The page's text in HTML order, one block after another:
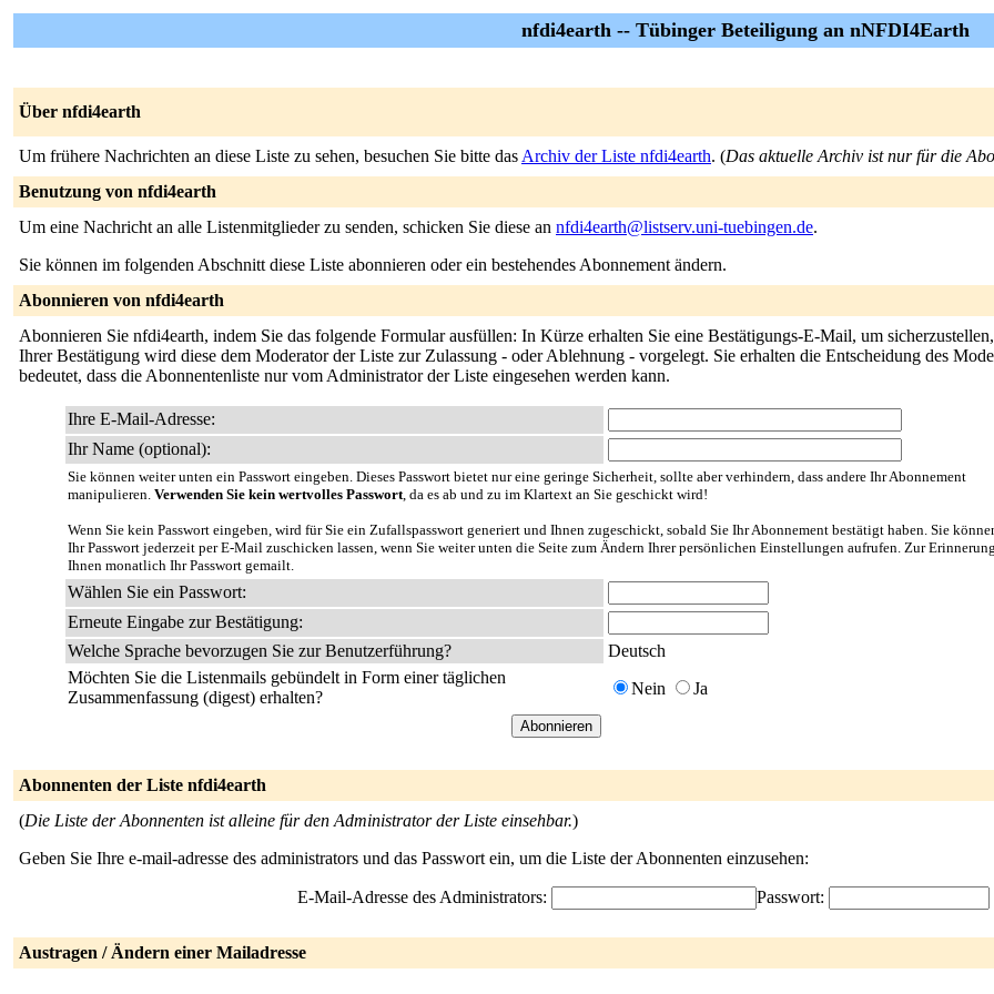
nfdi4earth -- Tübinger Beteiligung an nNFDI4Earth
Über nfdi4earth
Um frühere Nachrichten an diese Liste zu sehen, besuchen Sie bitte das Archiv der Liste nfdi4earth. (Das aktuelle Archiv ist nur für die
Benutzung von nfdi4earth
Um eine Nachricht an alle Listenmitglieder zu senden, schicken Sie diese an nfdi4earth@listserv.uni-tuebingen.de.
Sie können im folgenden Abschnitt diese Liste abonnieren oder ein bestehendes Abonnement ändern.
Abonnieren von nfdi4earth
Abonnieren Sie nfdi4earth, indem Sie das folgende Formular ausfüllen: In Kürze erhalten Sie eine Bestätigungs-E-Mail, um
Ihrer Bestätigung wird diese dem Moderator der Liste zur Zulassung - oder Ablehnung - vorgelegt. Sie erhalten die Entscheidung des
bedeutet, dass die Abonnentenliste nur vom Administrator der Liste eingesehen werden kann.
Ihre E-Mail-Adresse:
Ihr Name (optional):
Sie können weiter unten ein Passwort eingeben. Dieses Passwort bietet nur eine geringe Sicherheit, sollte aber verhindern, dass andere Ihr Abonnement
manipulieren. Verwenden Sie kein wertvolles Passwort, da es ab und zu im Klartext an Sie geschickt wird!
Wenn Sie kein Passwort eingeben, wird für Sie ein Zufallspasswort generiert und Ihnen zugeschickt, sobald Sie Ihr Abonnement bestätigt haben. Sie
Ihr Passwort jederzeit per E-Mail zuschicken lassen, wenn Sie weiter unten die Seite zum Ändern Ihrer persönlichen Einstellungen aufrufen. Zur
Ihnen monatlich Ihr Passwort gemailt.
Wählen Sie ein Passwort:
Erneute Eingabe zur Bestätigung:
Welche Sprache bevorzugen Sie zur Benutzerführung?
Deutsch
Möchten Sie die Listenmails gebündelt in Form einer täglichen
Zusammenfassung (digest) erhalten?
Nein Ja
Abonnenten der Liste nfdi4earth
(Die Liste der Abonnenten ist alleine für den Administrator der Liste einsehbar.)
Geben Sie Ihre e-mail-adresse des administrators und das Passwort ein, um die Liste der Abonnenten einzusehen:
E-Mail-Adresse des Administrators: Passwort:
Austragen / Ändern einer Mailadresse